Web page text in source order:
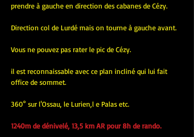
prendre à gauche en direction des cabanes de Cézy.
Direction col de Lurdé mais on tourne à gauche avant.
Vous ne pouvez pas rater le pic de Cézy.
il est reconnaissable avec ce plan incliné qui lui fait
office de sommet.
360° sur l'Ossau, le Lurien,l e Palas etc.
1240m de dénivelé, 13,5 km AR pour 8h de rando.